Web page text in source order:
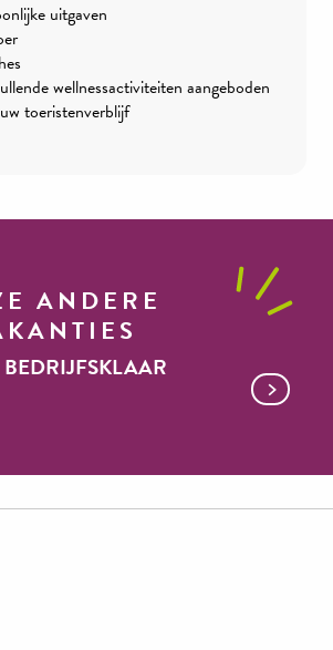
uitgaven
wellnessactiviteiten aangeboden
toeristenverblijf
ANDERE
BEDRIJFSKLAAR
voor fijnproevers in het